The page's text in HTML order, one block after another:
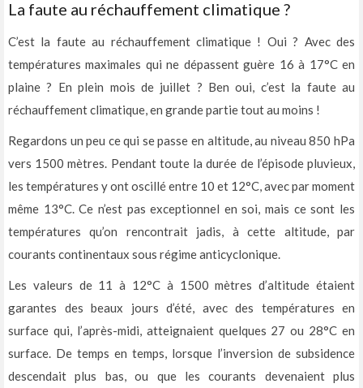
La faute au réchauffement climatique ?
C’est la faute au réchauffement climatique ! Oui ? Avec des
températures maximales qui ne dépassent guère 16 à 17°C en
plaine ? En plein mois de juillet ? Ben oui, c’est la faute au
réchauffement climatique, en grande partie tout au moins !
Regardons un peu ce qui se passe en altitude, au niveau 850 hPa
vers 1500 mètres. Pendant toute la durée de l’épisode pluvieux,
les températures y ont oscillé entre 10 et 12°C, avec par moment
même 13°C. Ce n’est pas exceptionnel en soi, mais ce sont les
températures qu’on rencontrait jadis, à cette altitude, par
courants continentaux sous régime anticyclonique.
Les valeurs de 11 à 12°C à 1500 mètres d’altitude étaient
garantes des beaux jours d’été, avec des températures en
surface qui, l’après-midi, atteignaient quelques 27 ou 28°C en
surface. De temps en temps, lorsque l’inversion de subsidence
descendait plus bas, ou que les courants devenaient plus